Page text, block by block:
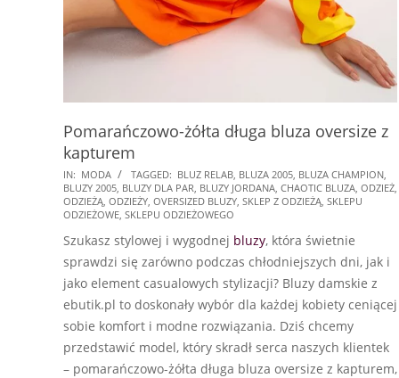
Pomarańczowo-żółta długa bluza oversize z
kapturem
2024-
07-
21
IN: MODA TAGGED: BLUZ RELAB BLUZA 2005 BLUZA CHAMPION
BLUZY 2005 BLUZY DLA PAR BLUZY JORDANA CHAOTIC BLUZA ODZIEŻ
ODZIEŻĄ ODZIEŻY OVERSIZED BLUZY SKLEP Z ODZIEŻĄ SKLEPU
ODZIEŻOWE SKLEPU ODZIEŻOWEGO
Szukasz stylowej i wygodnej bluzy, która świetnie
sprawdzi się zarówno podczas chłodniejszych dni, jak i
jako element casualowych stylizacji? Bluzy damskie z
ebutik.pl to doskonały wybór dla każdej kobiety ceniącej
sobie komfort i modne rozwiązania. Dziś chcemy
przedstawić model, który skradł serca naszych klientek
– pomarańczowo-żółta długa bluza oversize z kapturem,